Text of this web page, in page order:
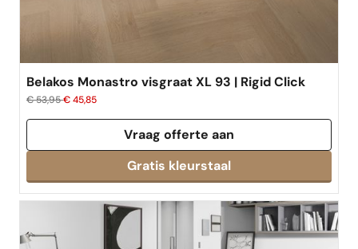
Belakos Monastro visgraat XL 93 | Rigid Click
€ 53,95€ 45,85
Vraag offerte aan